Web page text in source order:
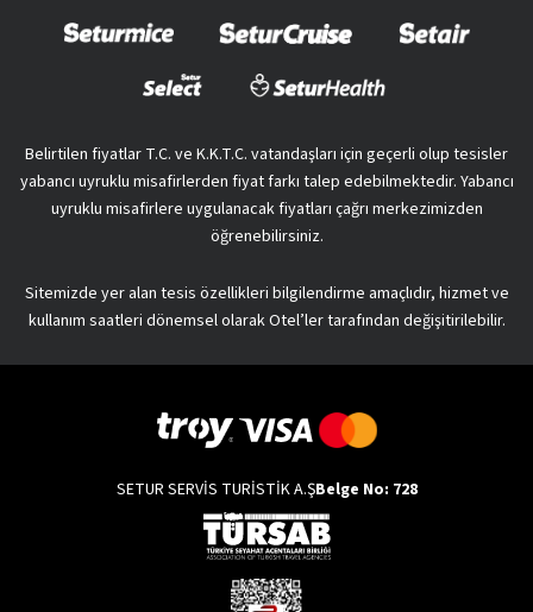
Belirtilen fiyatlar T.C. ve K.K.T.C. vatandaşları için geçerli olup tesisler
yabancı uyruklu misafirlerden fiyat farkı talep edebilmektedir. Yabancı
uyruklu misafirlere uygulanacak fiyatları çağrı merkezimizden
öğrenebilirsiniz.
Sitemizde yer alan tesis özellikleri bilgilendirme amaçlıdır, hizmet ve
kullanım saatleri dönemsel olarak Otel’ler tarafından değişitirilebilir.
SETUR SERVİS TURİSTİK A.ŞBelge No: 728